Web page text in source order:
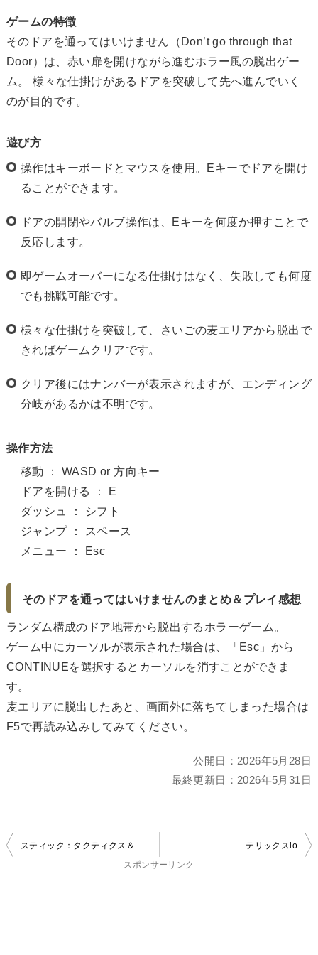
ゲームの特徴
そのドアを通ってはいけません（Don’t go through that
Door）は、赤い扉を開けながら進むホラー風の脱出ゲー
ム。 様々な仕掛けがあるドアを突破して先へ進んでいく
のが目的です。
遊び方
操作はキーボードとマウスを使用。Eキーでドアを開け
ることができます。
ドアの開閉やバルブ操作は、Eキーを何度か押すことで
反応します。
即ゲームオーバーになる仕掛けはなく、失敗しても何度
でも挑戦可能です。
様々な仕掛けを突破して、さいごの麦エリアから脱出で
きればゲームクリアです。
クリア後にはナンバーが表示されますが、エンディング
分岐があるかは不明です。
操作方法
移動 ： WASD or 方向キー
ドアを開ける ： E
ダッシュ ： シフト
ジャンプ ： スペース
メニュー ： Esc
そのドアを通ってはいけませんのまとめ＆プレイ感想
ランダム構成のドア地帯から脱出するホラーゲーム。
ゲーム中にカーソルが表示された場合は、「Esc」から
CONTINUEを選択するとカーソルを消すことができま
す。
麦エリアに脱出したあと、画面外に落ちてしまった場合は
F5で再読み込みしてみてください。
公開日： 2026年5月28日
最終更新日： 2026年5月31日
投
スティック：タクティクス＆デストラクション
テリックスio
スポンサーリンク